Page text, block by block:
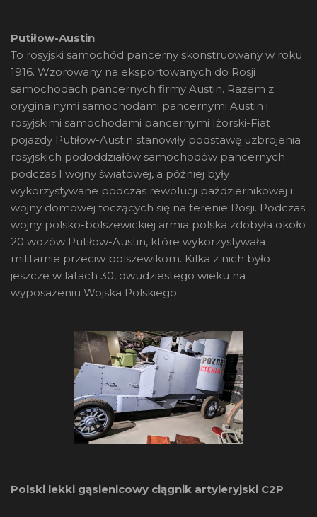
Putiłow-Austin
To rosyjski samochód pancerny skonstruowany w roku
1916. Wzorowany na eksportowanych do Rosji
samochodach pancernych firmy Austin. Razem z
oryginalnymi samochodami pancernymi Austin i
rosyjskimi samochodami pancernymi Iżorski-Fiat
pojazdy Putiłow-Austin stanowiły podstawę uzbrojenia
rosyjskich pododdziałów samochodów pancernych
podczas I wojny światowej, a później były
wykorzystywane podczas rewolucji październikowej i
wojny domowej toczących się na terenie Rosji. Podczas
wojny polsko-bolszewickiej armia polska zdobyła około
20 wozów Putiłow-Austin, które wykorzystywała
militarnie przeciw bolszewikom. Kilka z nich było
jeszcze w latach 30, dwudziestego wieku na
wyposażeniu Wojska Polskiego.
Polski lekki gąsienicowy ciągnik artyleryjski C2P